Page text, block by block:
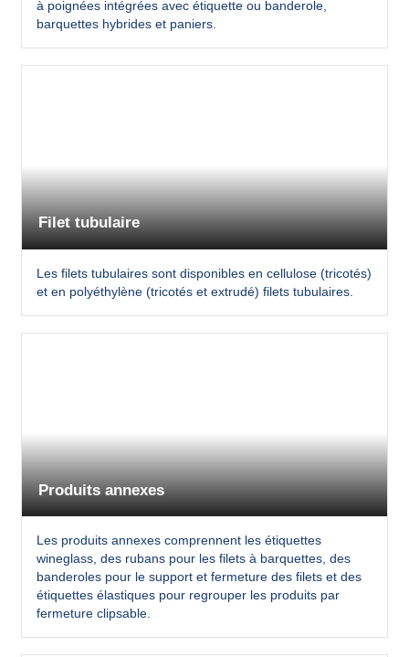
à poignées intégrées avec étiquette ou banderole,
barquettes hybrides et paniers.
Filet tubulaire
Les filets tubulaires sont disponibles en cellulose (tricotés)
et en polyéthylène (tricotés et extrudé) filets tubulaires.
Produits annexes
Les produits annexes comprennent les étiquettes
wineglass, des rubans pour les filets à barquettes, des
banderoles pour le support et fermeture des filets et des
étiquettes élastiques pour regrouper les produits par
fermeture clipsable.